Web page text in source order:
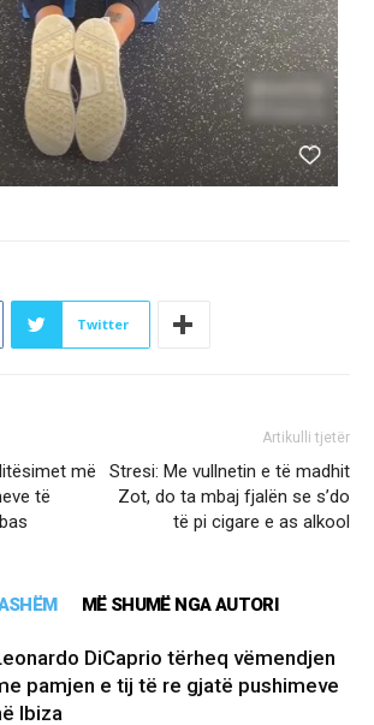
Twitter
më
të
Artikulli tjetër
Stresi: Me vullnetin e të madhit
Zot, do ta mbaj fjalën se s’do
të pi cigare e as alkool
MË SHUMË NGA AUTORI
DiCaprio tërheq vëmendjen
pamjen e tij të re gjatë pushimeve
Ibiza